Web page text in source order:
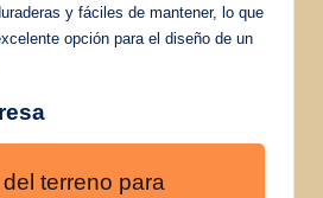
y fáciles de mantener, lo que
opción para el diseño de un
terreno para